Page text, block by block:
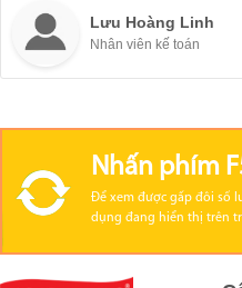
Lưu Hoàng Linh
Nhân viên kế toán
Nhấn phím
Để xem được gấp đôi số
dụng đang hiển thị trên